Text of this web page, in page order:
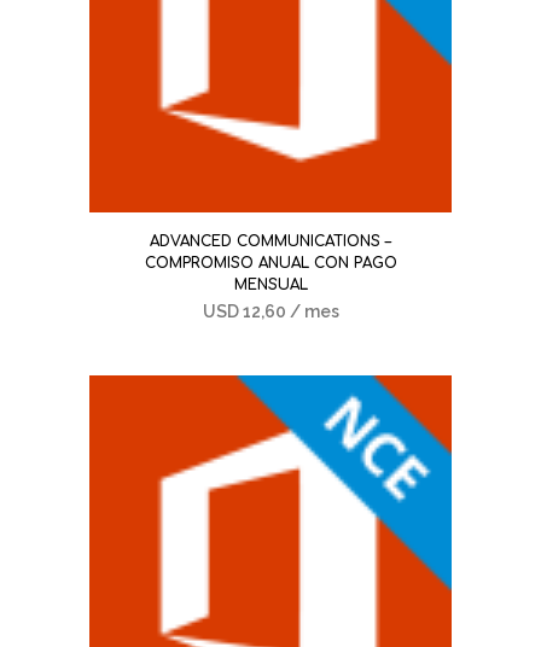
ADVANCED COMMUNICATIONS –
COMPROMISO ANUAL CON PAGO
MENSUAL
USD12,60 / mes